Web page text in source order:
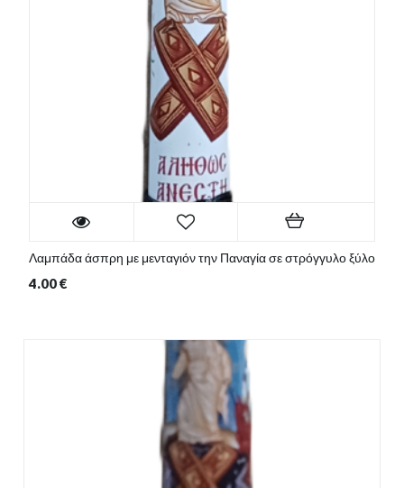
Λαμπάδα άσπρη με μενταγιόν την Παναγία σε στρόγγυλο ξύλο
4.00€